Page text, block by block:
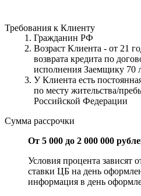
Требования к Клиенту
Гражданин РФ
Возраст Клиента - от 21
возврата кредита по
исполнения Заемщику 70
У Клиента есть
по месту жительства/
Российской Федерации
Сумма рассрочки
От 5 000 до 2 000 000
Условия процента зависят
ставки ЦБ на день
информация в день